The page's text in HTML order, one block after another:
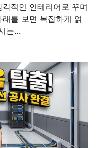
적인 인테리어로 꾸며
를 보면 복잡하게 얽
는…